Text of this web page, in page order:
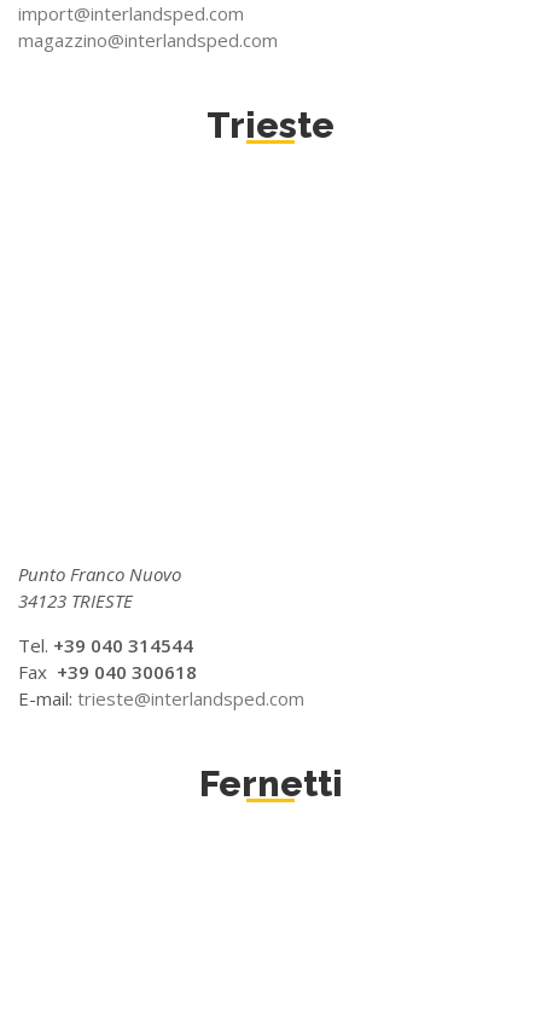
import@interlandsped.com
magazzino@interlandsped.com
Trieste
Punto Franco Nuovo
34123 TRIESTE
Tel. +39 040 314544
Fax +39 040 300618
E-mail: trieste@interlandsped.com
Fernetti